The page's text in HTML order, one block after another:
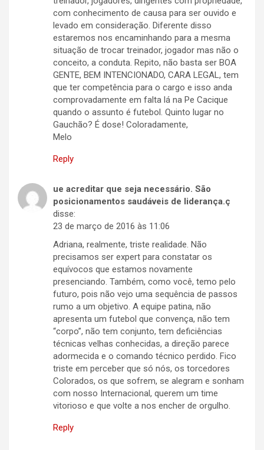
com conhecimento de causa para ser ouvido e
levado em consideração. Diferente disso
estaremos nos encaminhando para a mesma
situação de trocar treinador, jogador mas não o
conceito, a conduta. Repito, não basta ser BOA
GENTE, BEM INTENCIONADO, CARA LEGAL, tem
que ter competência para o cargo e isso anda
comprovadamente em falta lá na Pe Cacique
quando o assunto é futebol. Quinto lugar no
Gauchão? É dose! Coloradamente,
Melo
Reply
ue acreditar que seja necessário. São
posicionamentos saudáveis de liderança.ç
disse:
23 de março de 2016 às 11:06
Adriana, realmente, triste realidade. Não
precisamos ser expert para constatar os
equívocos que estamos novamente
presenciando. Também, como você, temo pelo
futuro, pois não vejo uma sequência de passos
rumo a um objetivo. A equipe patina, não
apresenta um futebol que convença, não tem
“corpo”, não tem conjunto, tem deficiências
técnicas velhas conhecidas, a direção parece
adormecida e o comando técnico perdido. Fico
triste em perceber que só nós, os torcedores
Colorados, os que sofrem, se alegram e sonham
com nosso Internacional, querem um time
vitorioso e que volte a nos encher de orgulho.
Reply